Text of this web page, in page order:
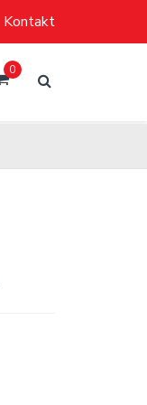
Kontakt
0